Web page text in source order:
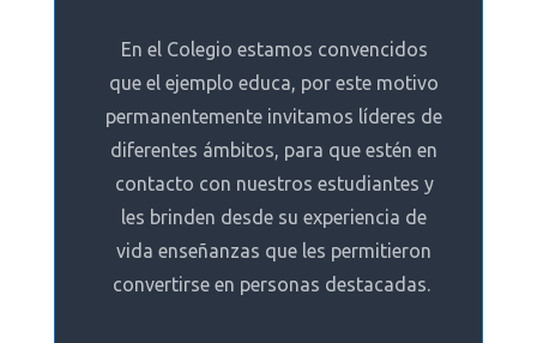
En el Colegio estamos convencidos
que el ejemplo educa, por este motivo
permanentemente invitamos líderes de
diferentes ámbitos, para que estén en
contacto con nuestros estudiantes y
les brinden desde su experiencia de
vida enseñanzas que les permitieron
convertirse en personas destacadas.